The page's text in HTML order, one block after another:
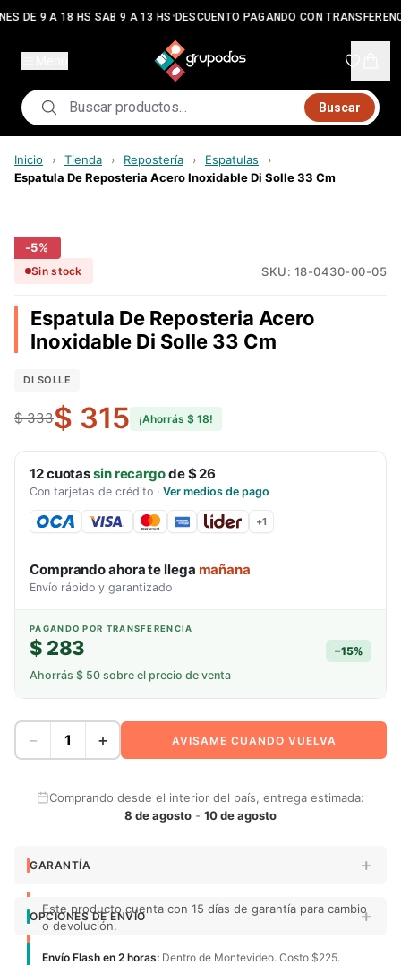
DE 9 A 18 HS SAB 9 A 13 HS• DESCUENTO PAGANDO CON
Buscar
Inicio › Tienda › Repostería › Espatulas ›
Espatula De Reposteria Acero Inoxidable Di Solle 33 Cm
-5%
Sin stock SKU: 18-0430-00-05
Espatula De Reposteria Acero
Inoxidable Di Solle 33 Cm
DI SOLLE
$ 333$ 315 ¡Ahorrás $ 18!
12cuotassin recargode$ 26
Con tarjetas de crédito · Ver medios de pago
+1
Comprando ahora te llega mañana
Envío rápido y garantizado
PAGANDO POR TRANSFERENCIA
$ 283 −15%
Ahorrás $ 50 sobre el precio de venta
− + AVISAME CUANDO VUELVA
Comprando desde el interior del país, entrega estimada:
8 de agosto - 10 de agosto
GARANTÍA
Este producto cuenta con 15 días de garantía para cambio
o devolución.
OPCIONES DE ENVÍO
Envío Flash en 2 horas: Dentro de Montevideo. Costo $225.